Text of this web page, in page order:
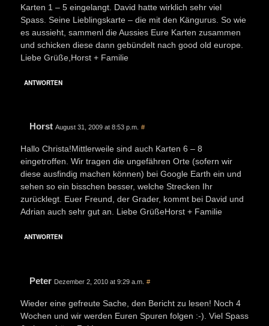
Karten 1 – 5 eingelangt. David hatte wirklich sehr viel
Spass. Seine Lieblingskarte – die mit den Kängurus. So wie
es aussieht, sammenl die Aussies Eure Karten zusammen
und schicken diese dann gebündelt nach good old europe.
Liebe Grüße,Horst + Familie
ANTWORTEN
Horst August 31, 2009 at 8:53 p.m. #
Hallo Christa!Mittlerweile sind auch Karten 6 – 8
eingetroffen. Wir tragen die ungefähren Orte (sofern wir
diese ausfindig machen können) bei Google Earth ein und
sehen so ein bisschen besser, welche Strecken Ihr
zurücklegt. Euer Freund, der Grader, kommt bei David und
Adrian auch sehr gut an. Liebe GrüßeHorst + Familie
ANTWORTEN
Peter Dezember 2, 2010 at 9:29 a.m. #
Wieder eine gefreute Sache, den Bericht zu lesen! Noch 4
Wochen und wir werden Euren Spuren folgen :-). Viel Spass